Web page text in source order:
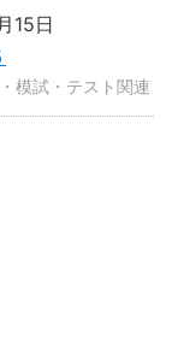
15日
模試・テスト関連